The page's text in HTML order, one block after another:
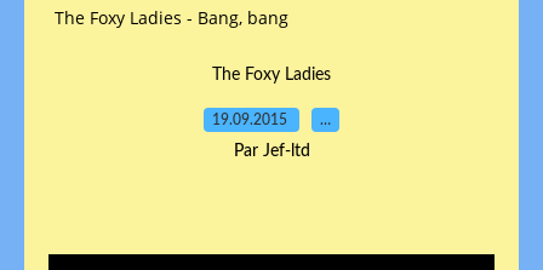
The Foxy Ladies - Bang, bang
The Foxy Ladies
19.09.2015 …
Par Jef-ltd